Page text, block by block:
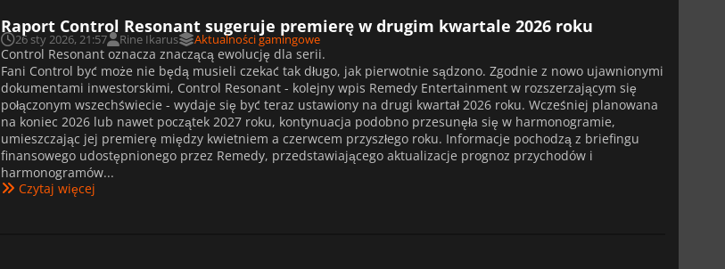
Raport Control Resonant sugeruje premierę w drugim kwartale 2026 roku
26 sty 2026, 21:57 Rine Ikarus Aktualności gamingowe
Control Resonant oznacza znaczącą ewolucję dla serii.
Fani Control być może nie będą musieli czekać tak długo, jak pierwotnie sądzono. Zgodnie z nowo ujawnionymi
dokumentami inwestorskimi, Control Resonant - kolejny wpis Remedy Entertainment w rozszerzającym się
połączonym wszechświecie - wydaje się być teraz ustawiony na drugi kwartał 2026 roku. Wcześniej planowana
na koniec 2026 lub nawet początek 2027 roku, kontynuacja podobno przesunęła się w harmonogramie,
umieszczając jej premierę między kwietniem a czerwcem przyszłego roku. Informacje pochodzą z briefingu
finansowego udostępnionego przez Remedy, przedstawiającego aktualizacje prognoz przychodów i
harmonogramów...
Czytaj więcej